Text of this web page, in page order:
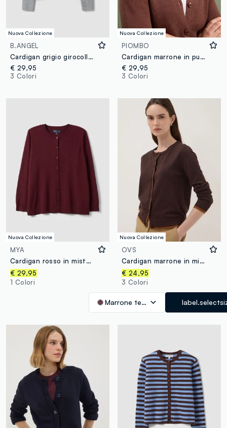
Nuova Collezione
B.ANGEL
Cardigan grigio girocollo in misto lyocell e lana over fit
€ 29,95
3 Colori
Nuova Collezione
PIOMBO
Cardigan marrone in puro cotone con bottoni regular fit
€ 29,95
3 Colori
Nuova Collezione
MYA
Cardigan rosso in misto viscosa con bottoni regular fit
€ 29,95
1 Colori
Nuova Collezione
OVS
Cardigan marrone in misto viscosa a maniche lunghe
€ 24,95
3 Colori
Marrone testa di moro